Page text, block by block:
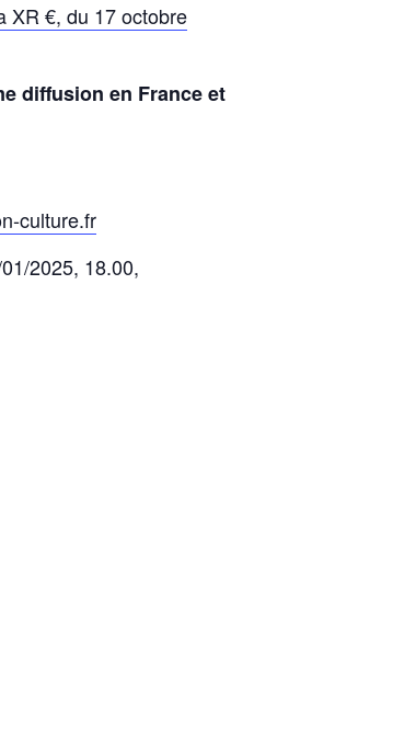
€, du 17 octobre
diffusion en France et
culture.fr
2025, 18.00,